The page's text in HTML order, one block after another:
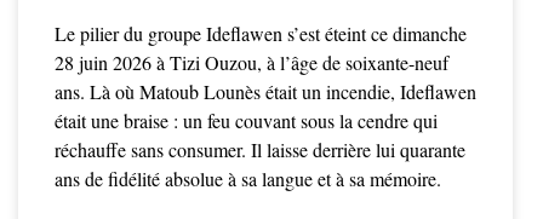
Le pilier du groupe Ideflawen s’est éteint ce dimanche
28 juin 2026 à Tizi Ouzou, à l’âge de soixante-neuf
ans. Là où Matoub Lounès était un incendie, Ideflawen
était une braise : un feu couvant sous la cendre qui
réchauffe sans consumer. Il laisse derrière lui quarante
ans de fidélité absolue à sa langue et à sa mémoire.